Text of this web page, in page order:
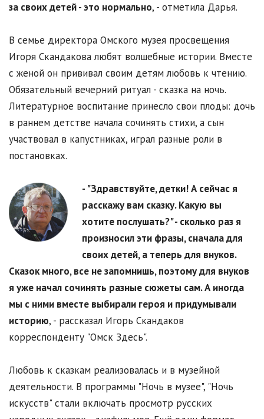
за своих детей - это нормально, - отметила Дарья.
В семье директора Омского музея просвещения
Игоря Скандакова любят волшебные истории. Вместе
с женой он прививал своим детям любовь к чтению.
Обязательный вечерний ритуал - сказка на ночь.
Литературное воспитание принесло свои плоды: дочь
в раннем детстве начала сочинять стихи, а сын
участвовал в капустниках, играл разные роли в
постановках.
- "Здравствуйте, детки! А сейчас я
расскажу вам сказку. Какую вы
хотите послушать?" - сколько раз я
произносил эти фразы, сначала для
своих детей, а теперь для внуков.
Сказок много, все не запомнишь, поэтому для внуков
я уже начал сочинять разные сюжеты сам. А иногда
мы с ними вместе выбирали героя и придумывали
историю, - рассказал Игорь Скандаков
корреспонденту "Омск Здесь".
Любовь к сказкам реализовалась и в музейной
деятельности. В программы "Ночь в музее", "Ночь
искусств" стали включать просмотр русских